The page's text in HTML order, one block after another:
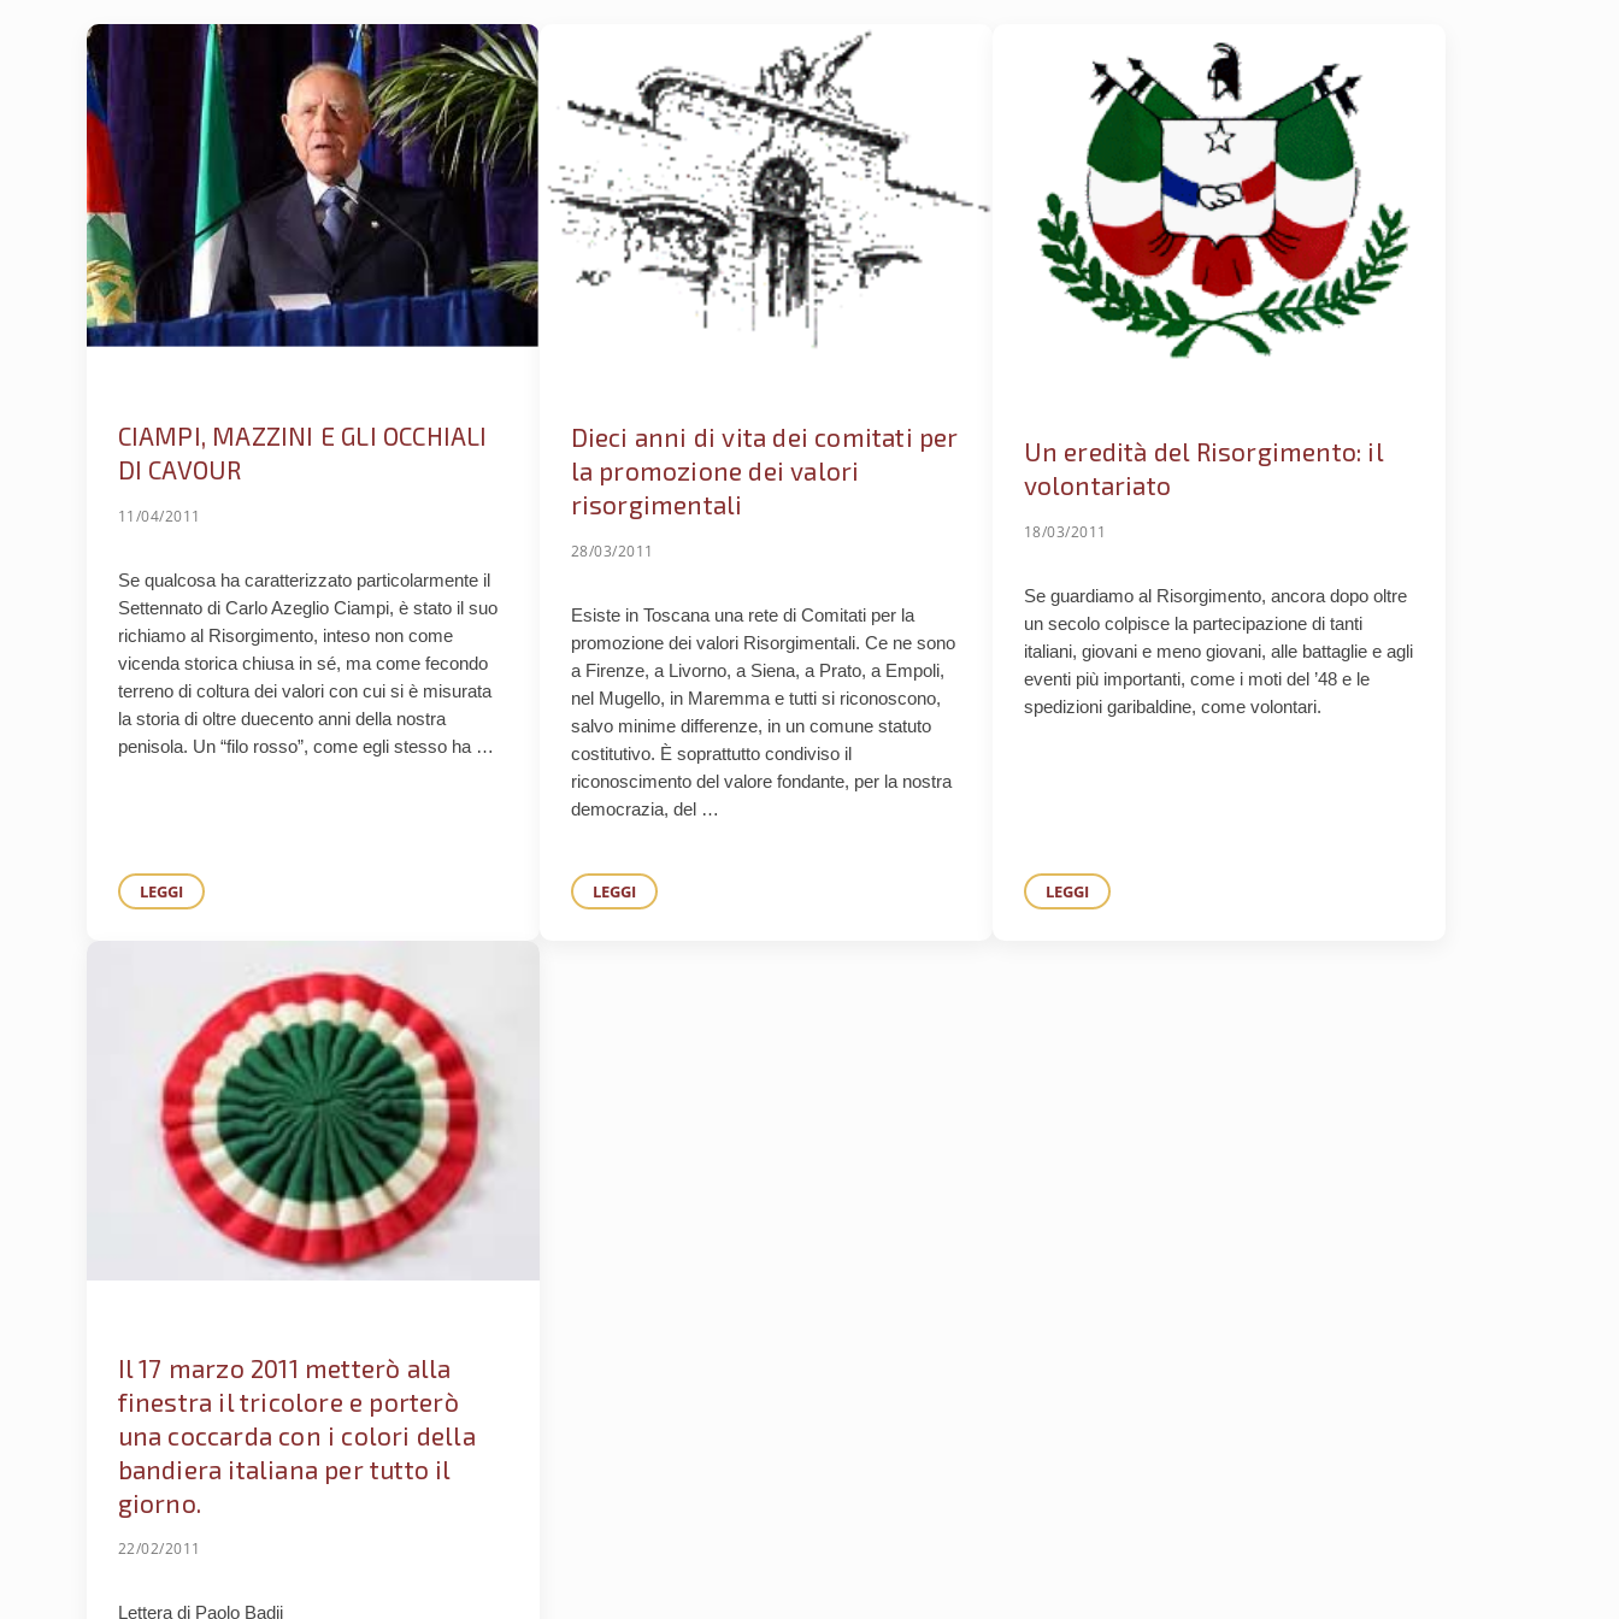
CIAMPI, MAZZINI E GLI OCCHIALI
DI CAVOUR
11/04/2011
Se qualcosa ha caratterizzato particolarmente il
Settennato di Carlo Azeglio Ciampi, è stato il suo
richiamo al Risorgimento, inteso non come
vicenda storica chiusa in sé, ma come fecondo
terreno di coltura dei valori con cui si è misurata
la storia di oltre duecento anni della nostra
penisola. Un “filo rosso”, come egli stesso ha …
LEGGI
CIAMPI, MAZZINI E GLI OCCHIALI DI CAVOUR
Dieci anni di vita dei comitati per
la promozione dei valori
risorgimentali
28/03/2011
Esiste in Toscana una rete di Comitati per la
promozione dei valori Risorgimentali. Ce ne sono
a Firenze, a Livorno, a Siena, a Prato, a Empoli,
nel Mugello, in Maremma e tutti si riconoscono,
salvo minime differenze, in un comune statuto
costitutivo. È soprattutto condiviso il
riconoscimento del valore fondante, per la nostra
democrazia, del …
LEGGI
DIECI ANNI DI VITA DEI COMITATI PER LA PROMOZIONE DEI VALORI RISORGIMENTALI
Un eredità del Risorgimento: il
volontariato
18/03/2011
Se guardiamo al Risorgimento, ancora dopo oltre
un secolo colpisce la partecipazione di tanti
italiani, giovani e meno giovani, alle battaglie e agli
eventi più importanti, come i moti del ’48 e le
spedizioni garibaldine, come volontari.
LEGGI
UN EREDITÀ DEL RISORGIMENTO: IL VOLONTARIATO
Il 17 marzo 2011 metterò alla
finestra il tricolore e porterò
una coccarda con i colori della
bandiera italiana per tutto il
giorno.
22/02/2011
Lettera di Paolo Badii